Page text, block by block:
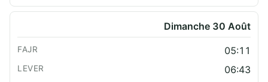
Dimanche 30 Août
05:11
06:43